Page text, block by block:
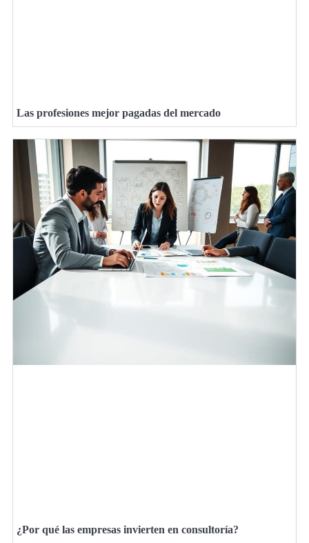
Las profesiones mejor pagadas del mercado
¿Por qué las empresas invierten en consultoría?